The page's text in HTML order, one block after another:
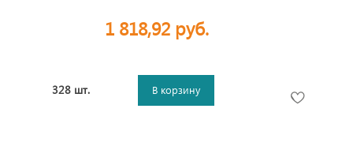
1 818,92 руб.
328 шт. В корзину